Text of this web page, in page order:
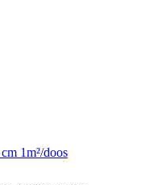
1m²/doos